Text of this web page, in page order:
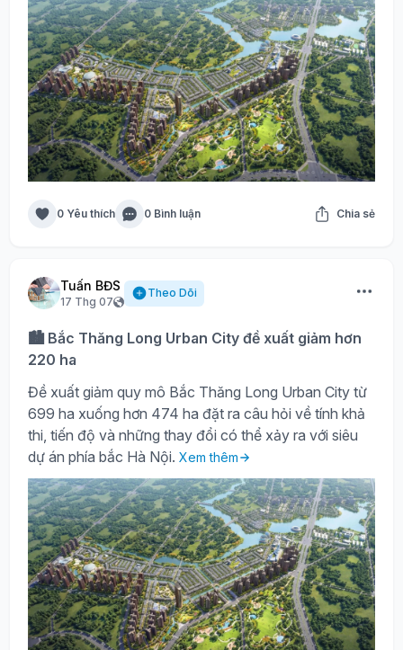
0 Yêu thích 0 Bình luận Chia sẻ
Tuấn BĐS
17 Thg 07
Theo Dõi
🏙️ Bắc Thăng Long Urban City đề xuất giảm hơn
220 ha
Đề xuất giảm quy mô Bắc Thăng Long Urban City từ
699 ha xuống hơn 474 ha đặt ra câu hỏi về tính khả
thi, tiến độ và những thay đổi có thể xảy ra với siêu
dự án phía bắc Hà Nội. Xem thêm